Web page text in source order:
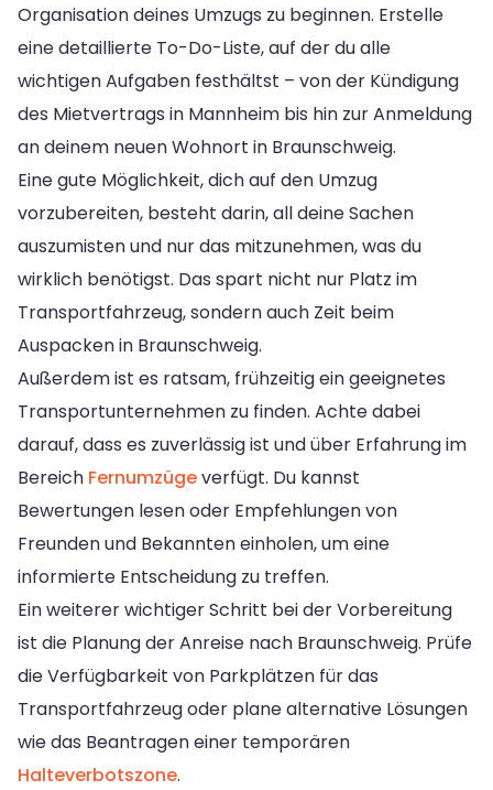
Organisation deines Umzugs zu beginnen. Erstelle
eine detaillierte To-Do-Liste, auf der du alle
wichtigen Aufgaben festhältst – von der Kündigung
des Mietvertrags in Mannheim bis hin zur Anmeldung
an deinem neuen Wohnort in Braunschweig.
Eine gute Möglichkeit, dich auf den Umzug
vorzubereiten, besteht darin, all deine Sachen
auszumisten und nur das mitzunehmen, was du
wirklich benötigst. Das spart nicht nur Platz im
Transportfahrzeug, sondern auch Zeit beim
Auspacken in Braunschweig.
Außerdem ist es ratsam, frühzeitig ein geeignetes
Transportunternehmen zu finden. Achte dabei
darauf, dass es zuverlässig ist und über Erfahrung im
Bereich Fernumzügeverfügt. Du kannst
Bewertungen lesen oder Empfehlungen von
Freunden und Bekannten einholen, um eine
informierte Entscheidung zu treffen.
Ein weiterer wichtiger Schritt bei der Vorbereitung
ist die Planung der Anreise nach Braunschweig. Prüfe
die Verfügbarkeit von Parkplätzen für das
Transportfahrzeug oder plane alternative Lösungen
wie das Beantragen einer temporären
Halteverbotszone.